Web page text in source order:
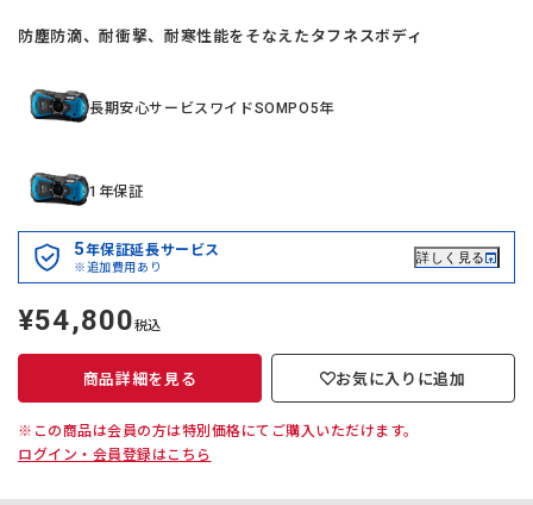
防塵防滴、耐衝撃、耐寒性能をそなえたタフネスボディ
長期安心サービスワイドSOMPO5年
1年保証
5年保証延長サービス
※追加費用あり
詳しく見る
定
価
¥54,800税込
商品詳細を見る お気に入りに追加
※この商品は会員の方は特別価格にてご購入いただけます。
ログイン・会員登録はこちら